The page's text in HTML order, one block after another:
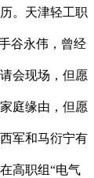
。天津轻工职
谷永伟，曾经
会现场，但愿
庭缘由，但愿
军和马衍宁有
高职组“电气